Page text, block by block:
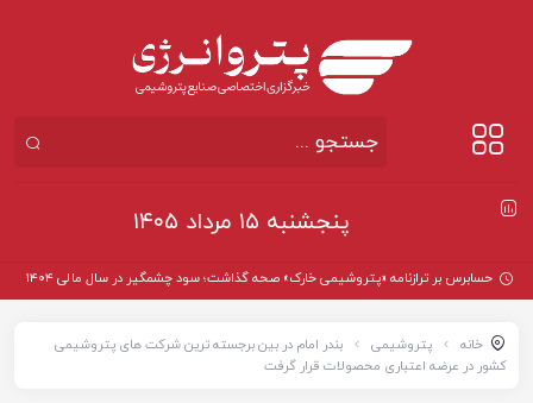
پنجشنبه ۱۵ مرداد ۱۴۰۵
حسابرس بر ترازنامه «پتروشیمی خارک» صحه گذاشت؛ سود چشمگیر در سال مالی ۱۴۰۴
خانه پتروشیمی
بندر امام در بین برجسته ترین شرکت های پتروشیمی
کشور در عرضه اعتباری محصولات قرار گرفت